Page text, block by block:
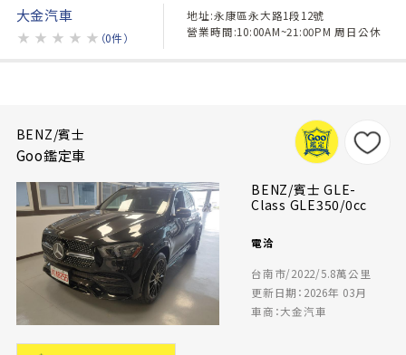
大金汽車
★ ★ ★ ★ ★ （0件）
地址:永康區永大路1段12號
營業時間:10:00AM~21:00PM 周日公休
BENZ/賓士
Goo鑑定車
BENZ/賓士 GLE-
Class GLE350/0cc
電洽
台南市/2022/5.8萬公里
更新日期：2026年 03月
車商：大金汽車